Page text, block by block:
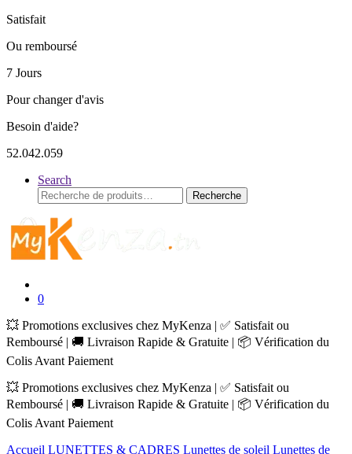
Satisfait
Ou remboursé
7 Jours
Pour changer d'avis
Besoin d'aide?
52.042.059
Search
Recherche
pour :
Recherche
0
💥 Promotions exclusives chez MyKenza | ✅ Satisfait ou
Remboursé | 🚚 Livraison Rapide & Gratuite | 📦 Vérification du
Colis Avant Paiement
💥 Promotions exclusives chez MyKenza | ✅ Satisfait ou
Remboursé | 🚚 Livraison Rapide & Gratuite | 📦 Vérification du
Colis Avant Paiement
Accueil LUNETTES & CADRES Lunettes de soleil Lunettes de